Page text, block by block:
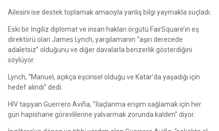
Ailesini ise destek toplamak amacıyla yanlış bilgi yaymakla suçladı.
Eski bir İngiliz diplomat ve insan hakları örgütü FairSquare’ın eş
direktörü olan James Lynch, yargılamanın “aşırı derecede
adaletsiz” olduğunu ve diğer davalarla benzerlik gösterdiğini
söylüyor.
Lynch, “Manuel, açıkça eşcinsel olduğu ve Katar’da yaşadığı için
hedef alındı” dedi.
HIV taşıyan Guerrero Aviña, “İlaçlarıma erişim sağlamak için her
gün hapishane görevlilerine yalvarmak zorunda kaldım” diyor.